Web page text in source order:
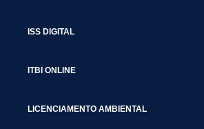
ISS DIGITAL
ITBI ONLINE
LICENCIAMENTO AMBIENTAL